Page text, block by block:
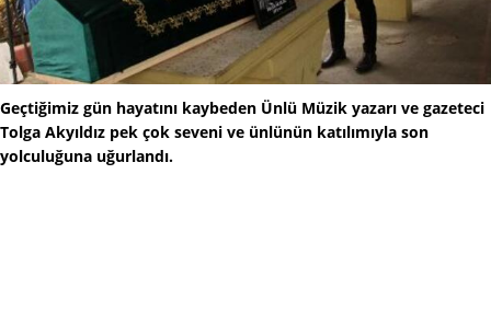
Geçtiğimiz gün hayatını kaybeden Ünlü Müzik yazarı ve gazeteci
Tolga Akyıldız pek çok seveni ve ünlünün katılımıyla son
yolculuğuna uğurlandı.